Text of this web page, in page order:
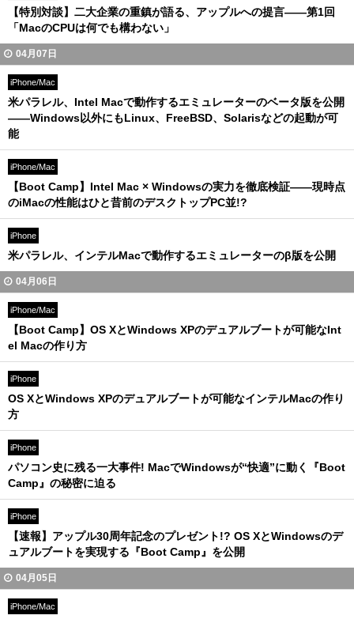
【特別対談】二大企業の重鎮が語る、アップルへの提言――第1回
「MacのCPUは何でも構わない」
04月07日
iPhone/Mac
米パラレル、Intel Macで動作するエミュレーターのベータ版を公開
――Windows以外にもLinux、FreeBSD、Solarisなどの起動が可
能
iPhone/Mac
【Boot Camp】Intel Mac × Windowsの実力を徹底検証――現時点
のiMacの性能はひと昔前のデスクトップPC並!?
iPhone
米パラレル、インテルMacで動作するエミュレーターのβ版を公開
04月06日
iPhone/Mac
【Boot Camp】OS XとWindows XPのデュアルブートが可能なInt
el Macの作り方
iPhone
OS XとWindows XPのデュアルブートが可能なインテルMacの作り
方
iPhone
パソコン史に残る一大事件! MacでWindowsが“快適”に動く『Boot
Camp』の秘密に迫る
iPhone
【速報】アップル30周年記念のプレゼント!? OS XとWindowsのデ
ュアルブートを実現する『Boot Camp』を公開
04月05日
iPhone/Mac